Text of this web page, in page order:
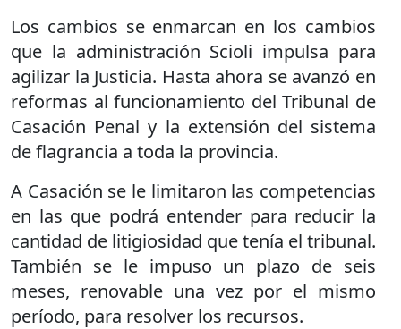
Los cambios se enmarcan en los cambios
que la administración Scioli impulsa para
agilizar la Justicia. Hasta ahora se avanzó en
reformas al funcionamiento del Tribunal de
Casación Penal y la extensión del sistema
de flagrancia a toda la provincia.
A Casación se le limitaron las competencias
en las que podrá entender para reducir la
cantidad de litigiosidad que tenía el tribunal.
También se le impuso un plazo de seis
meses, renovable una vez por el mismo
período, para resolver los recursos.